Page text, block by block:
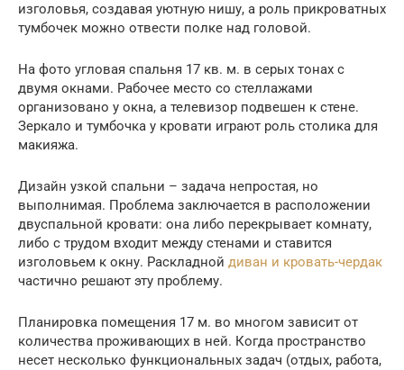
изголовья, создавая уютную нишу, а роль прикроватных
тумбочек можно отвести полке над головой.
На фото угловая спальня 17 кв. м. в серых тонах с
двумя окнами. Рабочее место со стеллажами
организовано у окна, а телевизор подвешен к стене.
Зеркало и тумбочка у кровати играют роль столика для
макияжа.
Дизайн узкой спальни – задача непростая, но
выполнимая. Проблема заключается в расположении
двуспальной кровати: она либо перекрывает комнату,
либо с трудом входит между стенами и ставится
изголовьем к окну. Раскладной диван и кровать-чердак
частично решают эту проблему.
Планировка помещения 17 м. во многом зависит от
количества проживающих в ней. Когда пространство
несет несколько функциональных задач (отдых, работа,